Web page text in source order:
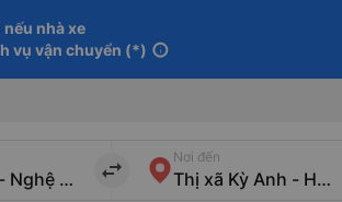
nếu nhà xe
vụ vận chuyển (*) info
import_export
Nơi đến